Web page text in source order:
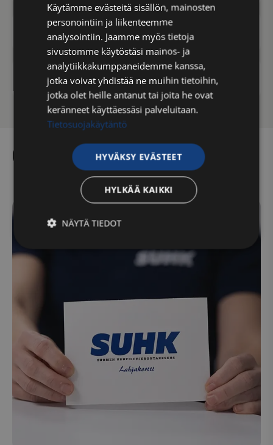
Espoo - Suomenoja
Espoo - Tapiola
Osta lahjakortti itselle tai lahjaksi!
ENGLISH
Käytämme evästeitä sisällön, mainosten
personointiin ja liikenteemme
analysointiin. Jaamme myös tietoja
sivustomme käytöstäsi mainos- ja
analytiikkakumppaneidemme kanssa,
jotka voivat yhdistää ne muihin tietoihin,
jotka olet heille antanut tai joita he ovat
keränneet käyttäessäsi palveluitaan.
Tietosuojakäytäntö
HYVÄKSY EVÄSTEET
HYLKÄÄ KAIKKI
NÄYTÄ TIEDOT
Suorituskyvylliset
Kohdentavat Toiminnalliset
Luokittelemattomat